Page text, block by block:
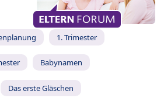
1. Trimester
Babynamen
Das erste Gläschen